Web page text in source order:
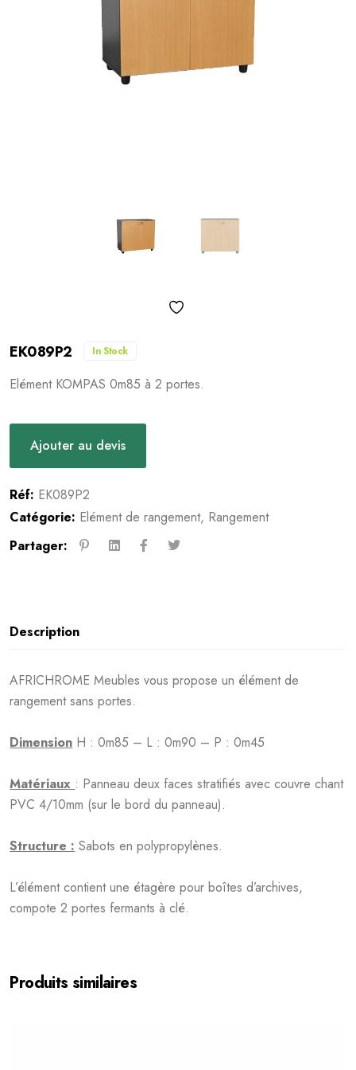
EK089P2 In Stock
Elément KOMPAS 0m85 à 2 portes.
Ajouter au devis
Réf: EK089P2
Catégorie: Elément de rangement, Rangement
Partager:
Description
AFRICHROME Meubles vous propose un élément de
rangement sans portes.
Dimension H : 0m85 – L : 0m90 – P : 0m45
Matériaux : Panneau deux faces stratifiés avec couvre chant
PVC 4/10mm (sur le bord du panneau).
Structure : Sabots en polypropylènes.
L’élément contient une étagère pour boîtes d’archives,
compote 2 portes fermants à clé.
Produits similaires